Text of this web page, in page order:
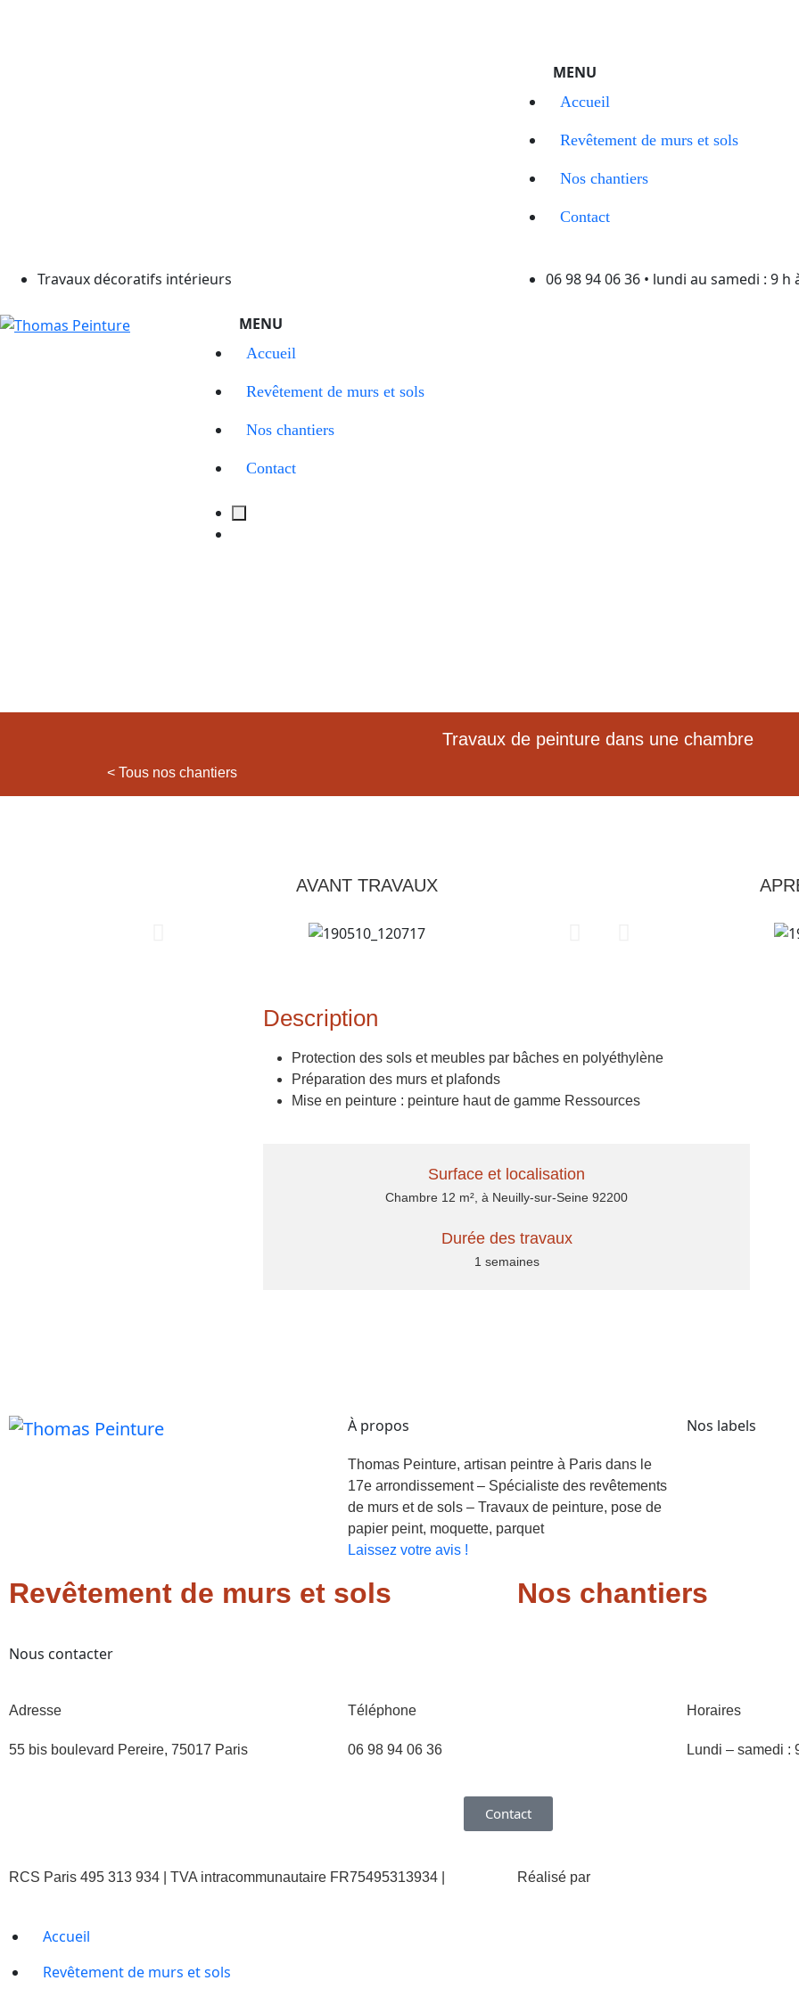
Accueil
Revêtement de murs et sols
Nos chantiers
Contact
Travaux décoratifs intérieurs 06 98 94 06 36 • lundi au samedi : 9 h
Accueil
Revêtement de murs et sols
Nos chantiers
Contact
Travaux de peinture dans une chambre
< Tous nos chantiers
AVANT TRAVAUX
Description
Protection des sols et meubles par bâches en polyéthylène
Préparation des murs et plafonds
Mise en peinture : peinture haut de gamme Ressources
Surface et localisation
Chambre 12 m², à Neuilly-sur-Seine 92200
Durée des travaux
1 semaines
À propos
Thomas Peinture, artisan peintre à Paris dans le
17e arrondissement – Spécialiste des revêtements
de murs et de sols – Travaux de peinture, pose de
papier peint, moquette, parquet
Laissez votre avis !
Nos labels
Revêtement de murs et sols Nos chantiers
Nous contacter
Adresse
55 bis boulevard Pereire, 75017 Paris
Téléphone
06 98 94 06 36
Horaires
Lundi – samedi :
Contact
RCS Paris 495 313 934 | TVA intracommunautaire FR75495313934 | Réalisé par
Accueil
Revêtement de murs et sols